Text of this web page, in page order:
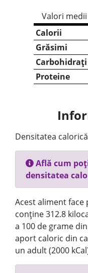
Valori
Calorii
Grăsimi
Carbohidrați
Proteine
Densitatea
Află cum
densitatea
Acest aliment face
conține 312.8
a 100 de grame
aport caloric din
un adult (2000